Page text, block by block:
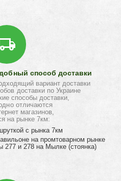
способ доставки
вариант доставки
доставки по Украине
способы доставки,
отличаются
магазинов,
на рынке 7км:
с рынка 7км
на промтоварном рынке
277 и 278 на Мылке (стоянка)